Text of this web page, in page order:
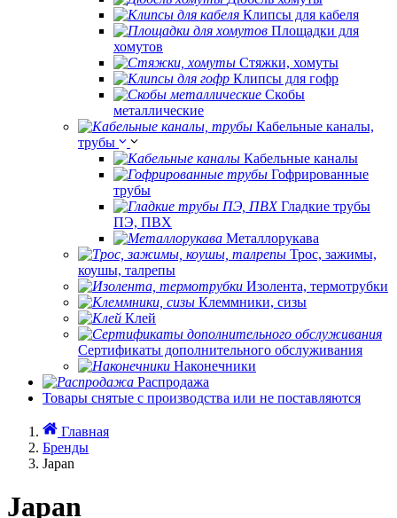
Клипсы для кабеля
Площадки для
хомутов
Стяжки, хомуты
Клипсы для гофр
Скобы
металлические
Кабельные каналы,
трубы
Кабельные каналы
Гофрированные
трубы
Гладкие трубы
ПЭ, ПВХ
Металлорукава
Трос, зажимы,
коушы, талрепы
Изолента, термотрубки
Клеммники, сизы
Клей
Сертификаты дополнительного обслуживания
Наконечники
Распродажа
Товары снятые с производства или не поставляются
Главная
Бренды
Japan
Japan